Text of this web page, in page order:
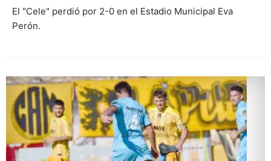
El "Cele" perdió por 2-0 en el Estadio Municipal Eva
Perón.